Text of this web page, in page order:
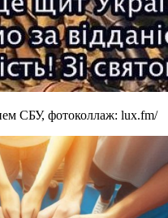
СБУ, фотоколлаж: lux.fm/